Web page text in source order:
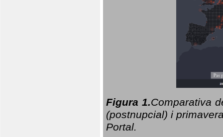
Figura 1.Comparativa
(postnupcial) i
Portal.